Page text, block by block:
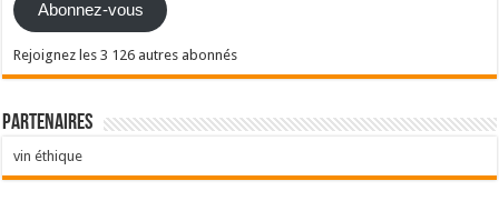
Abonnez-vous
Rejoignez les 3 126 autres abonnés
Partenaires
vin éthique